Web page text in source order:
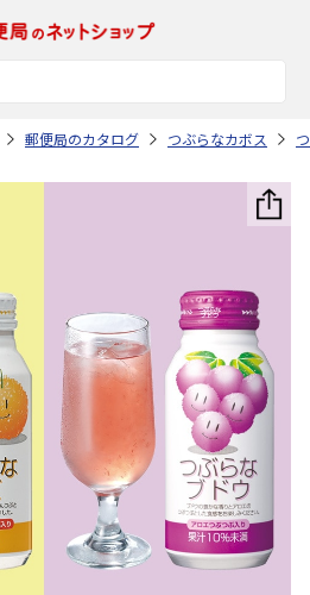
郵便局のカタログ つぶらなカボス